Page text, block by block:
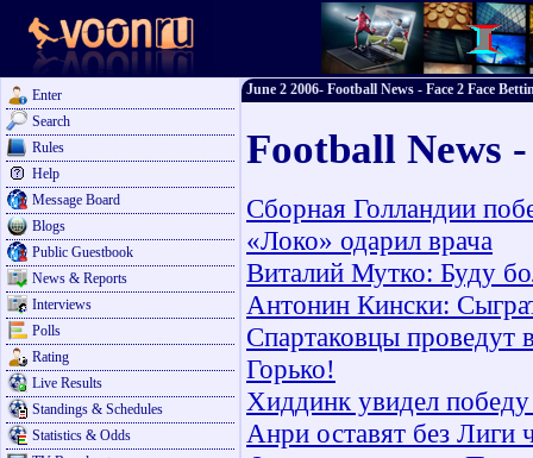
Enter
Search
Rules
Help
Message Board
Blogs
Public Guestbook
News & Reports
Interviews
Polls
Rating
Live Results
Standings & Schedules
Statistics & Odds
June 2 2006- Football News - Face 2 Face
Football News
Сборная Голландии
«Локо» одарил врача
Виталий Мутко: Буду
Антонин Кински:
Спартаковцы проведут
Горько!
Хиддинк увидел победу
Анри оставят без Лиги